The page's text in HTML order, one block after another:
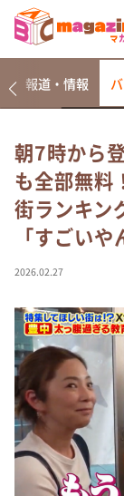
なるみ・
相席食堂
これ余談な
～人生密
て真剣です
探偵！ナ
news おか
河合＆
（news お
DAIGOも
本日はダ
朝だ！生
報道・情報
朝7時から
も全部無
街ランキン
「すごいや
2026.02.27